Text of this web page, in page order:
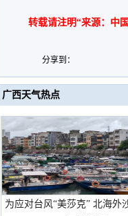
转载请注明“来源：中
分享到：
广西天气热点
为应对台风“美莎克” 北海外